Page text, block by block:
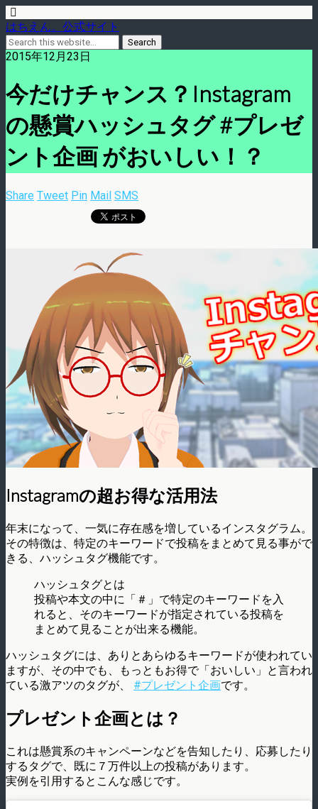
はちえん。公式サイト
2015年12月23日
今だけチャンス？Instagram
の懸賞ハッシュタグ #プレゼ
ント企画 がおいしい！？
Share Tweet Pin Mail SMS
Instagramの超お得な活用法
年末になって、一気に存在感を増しているインスタグラム。
その特徴は、特定のキーワードで投稿をまとめて見る事がで
きる、ハッシュタグ機能です。
ハッシュタグとは
投稿や本文の中に「＃」で特定のキーワードを入
れると、そのキーワードが指定されている投稿を
まとめて見ることが出来る機能。
ハッシュタグには、ありとあらゆるキーワードが使われてい
ますが、その中でも、もっともお得で「おいしい」と言われ
ている激アツのタグが、 #プレゼント企画です。
プレゼント企画とは？
これは懸賞系のキャンペーンなどを告知したり、応募したり
するタグで、既に７万件以上の投稿があります。
実例を引用するとこんな感じです。